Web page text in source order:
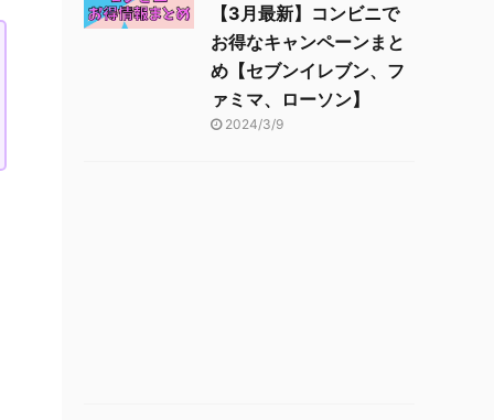
【3月最新】コンビニで
お得なキャンペーンまと
め【セブンイレブン、フ
ァミマ、ローソン】
2024/3/9